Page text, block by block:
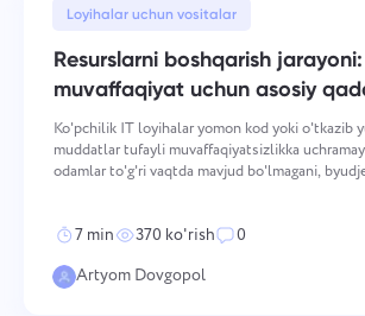
Loyihalar uchun vositalar
Resurslarni boshqarish jarayoni:
muvaffaqiyat uchun asosiy
Ko'pchilik IT loyihalar yomon kod yoki o'tkazib
muddatlar tufayli muvaffaqiyatsizlikka
odamlar to'g'ri vaqtda mavjud bo'lmagani,
7 min 370 ko'rish
0
Artyom Dovgopol